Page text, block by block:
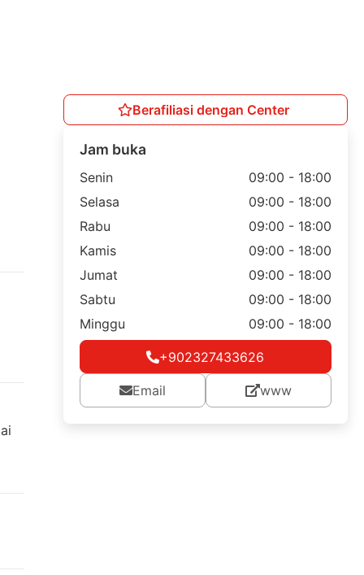
Berafiliasi dengan Center
Jam buka
Senin
09:00 - 18:00
Selasa
09:00 - 18:00
Rabu
09:00 - 18:00
Kamis
09:00 - 18:00
Jumat
09:00 - 18:00
Sabtu
09:00 - 18:00
Minggu
09:00 - 18:00
+902327433626
Email www